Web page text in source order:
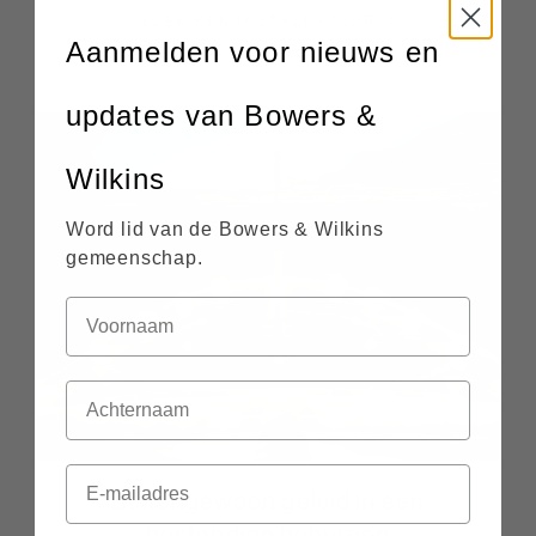
Buitengewoon geluid in een
Aanmelden voor nieuws en
updates van Bowers &
Wilkins
Word lid van de Bowers & Wilkins
gemeenschap.